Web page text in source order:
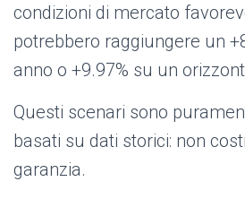
condizioni di mercato
potrebbero raggiungere un
anno o +9.97% su un
Questi scenari sono
basati su dati storici: non
garanzia.